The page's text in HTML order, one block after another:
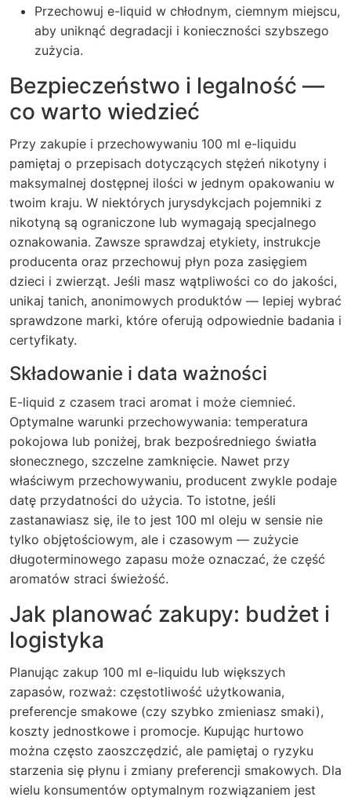
Przechowuj e-liquid w chłodnym, ciemnym miejscu,
aby uniknąć degradacji i konieczności szybszego
zużycia.
Bezpieczeństwo i legalność —
co warto wiedzieć
Przy zakupie i przechowywaniu 100 ml e-liquidu
pamiętaj o przepisach dotyczących stężeń nikotyny i
maksymalnej dostępnej ilości w jednym opakowaniu w
twoim kraju. W niektórych jurysdykcjach pojemniki z
nikotyną są ograniczone lub wymagają specjalnego
oznakowania. Zawsze sprawdzaj etykiety, instrukcje
producenta oraz przechowuj płyn poza zasięgiem
dzieci i zwierząt. Jeśli masz wątpliwości co do jakości,
unikaj tanich, anonimowych produktów — lepiej wybrać
sprawdzone marki, które oferują odpowiednie badania i
certyfikaty.
Składowanie i data ważności
E-liquid z czasem traci aromat i może ciemnieć.
Optymalne warunki przechowywania: temperatura
pokojowa lub poniżej, brak bezpośredniego światła
słonecznego, szczelne zamknięcie. Nawet przy
właściwym przechowywaniu, producent zwykle podaje
datę przydatności do użycia. To istotne, jeśli
zastanawiasz się, ile to jest 100 ml oleju w sensie nie
tylko objętościowym, ale i czasowym — zużycie
długoterminowego zapasu może oznaczać, że część
aromatów straci świeżość.
Jak planować zakupy: budżet i
logistyka
Planując zakup 100 ml e-liquidu lub większych
zapasów, rozważ: częstotliwość użytkowania,
preferencje smakowe (czy szybko zmieniasz smaki),
koszty jednostkowe i promocje. Kupując hurtowo
można często zaoszczędzić, ale pamiętaj o ryzyku
starzenia się płynu i zmiany preferencji smakowych. Dla
wielu konsumentów optymalnym rozwiązaniem jest